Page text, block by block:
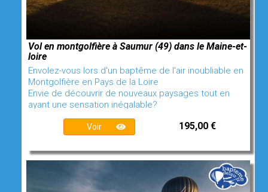
Vol en montgolfière à Saumur (49) dans le Maine-et-
loire
Envolez-vous lors d'un baptême de l'air inoubliable en
Montgolfière en Pays de la Loire
Envie de découvrir de nouveaux paysages tout en
ayant une sensation inégalable?
Voir 195,00 €